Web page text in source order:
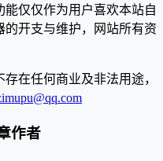
仅仅作为用户喜欢本站自
开支与维护，网站所有资
在任何商业及非法用途，
作者